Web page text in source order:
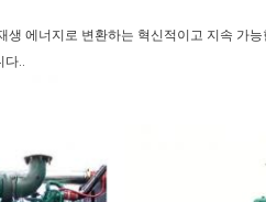
생 에너지로 변환하는 혁신적이고 지속 가
다..